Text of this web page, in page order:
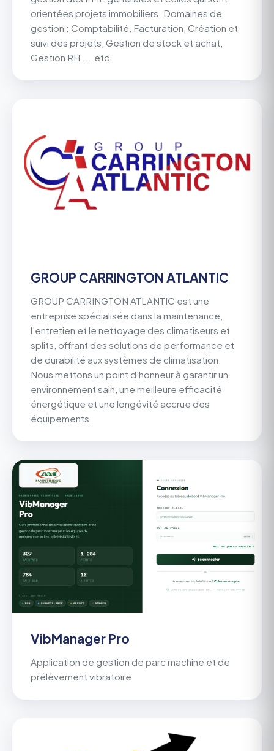
orientées projets immobiliers. Domaines de
gestion : Comptabilité, Facturation, Création et
suivi des projets, Gestion de stock et achat,
Gestion RH ....etc
GROUP CARRINGTON ATLANTIC
GROUP CARRINGTON ATLANTIC est une
entreprise spécialisée dans la maintenance,
l'entretien et le nettoyage des climatiseurs et
splits, offrant des solutions de performance et
de durabilité aux systèmes de climatisation.
Nous mettons un point d'honneur à garantir un
environnement sain, une meilleure efficacité
énergétique et une longévité accrue des
équipements.
VibManager Pro
Application de gestion de parc machine et de
prélèvement vibratoire